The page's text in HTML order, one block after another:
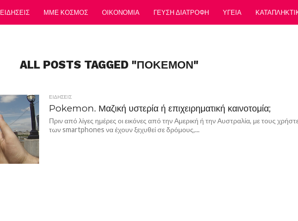
ΕΙΔΗΣΕΙΣ ΜΜΕ ΚΟΣΜΟΣ ΟΙΚΟΝΟΜΙΑ ΓΕΥΣΗ ΔΙΑΤΡΟΦΗ ΥΓΕΙΑ
ALL POSTS TAGGED "ΠΟΚΕΜΟΝ"
ΕΙΔΗΣΕΙΣ
Pokemon. Μαζική υστερία ή επιχειρηματική καινοτομία;
Πριν από λίγες ημέρες οι εικόνες από την Αμερική ή την Αυστραλία, με τους
των smartphones να έχουν ξεχυθεί σε δρόμους,...